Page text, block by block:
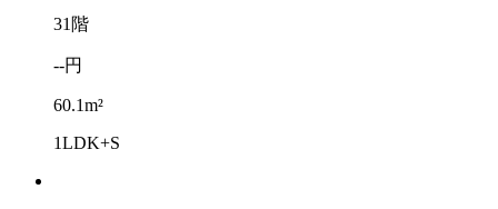
31階
--円
60.1m²
1LDK+S